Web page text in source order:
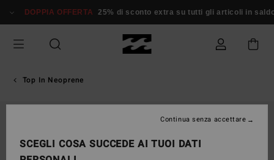
alle
prodotto
DOPPIA OFFERTA 25% di sconto extra su tutti gli articoli in saldo*
Top In Neoprene
SCEGLI COSA SUCCEDE AI TUOI DATI
Continua senza accettare